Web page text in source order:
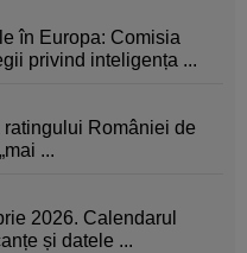
în Europa: Comisia
privind inteligența ...
României de
...
2026. Calendarul
și datele ...